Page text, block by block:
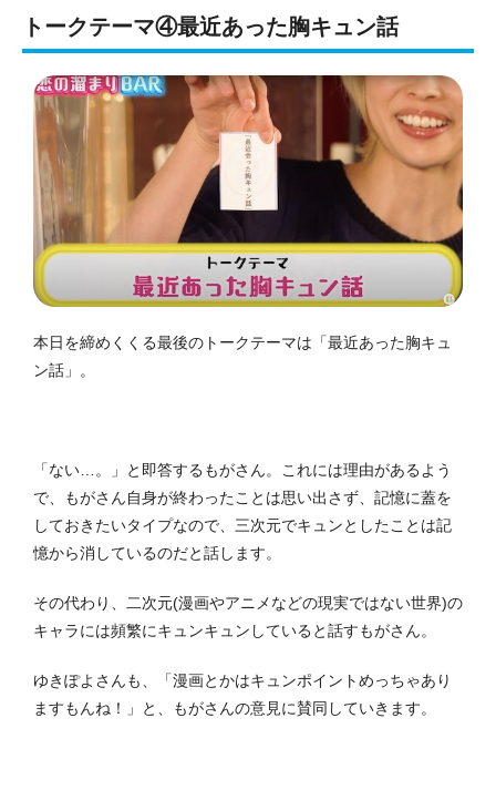
トークテーマ④最近あった胸キュン話
本日を締めくくる最後のトークテーマは「最近あった胸キュ
ン話」。
「ない…。」と即答するもがさん。これには理由があるよう
で、もがさん自身が終わったことは思い出さず、記憶に蓋を
しておきたいタイプなので、三次元でキュンとしたことは記
憶から消しているのだと話します。
その代わり、二次元(漫画やアニメなどの現実ではない世界)の
キャラには頻繁にキュンキュンしていると話すもがさん。
ゆきぽよさんも、「漫画とかはキュンポイントめっちゃあり
ますもんね！」と、もがさんの意見に賛同していきます。